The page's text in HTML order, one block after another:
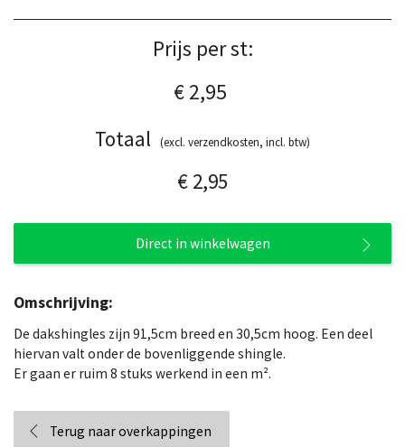
Prijs per st:
€ 2,95
Totaal
(excl. verzendkosten, incl. btw)
€ 2,95
Direct in winkelwagen
Omschrijving:
De dakshingles zijn 91,5cm breed en 30,5cm hoog. Een deel
hiervan valt onder de bovenliggende shingle.
Er gaan er ruim 8 stuks werkend in een m².
Terug naar overkappingen